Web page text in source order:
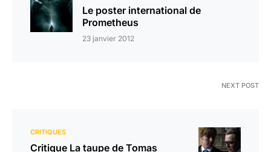
Le poster international de
Prometheus
23 janvier 2012
NEXT POST
CRITIQUES
Critique La taupe de Tomas